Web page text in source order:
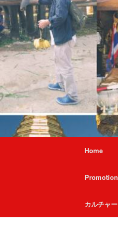
Home
カルチャ